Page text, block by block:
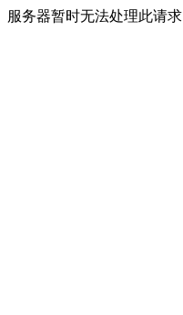
服务器暂时无法处理此请求